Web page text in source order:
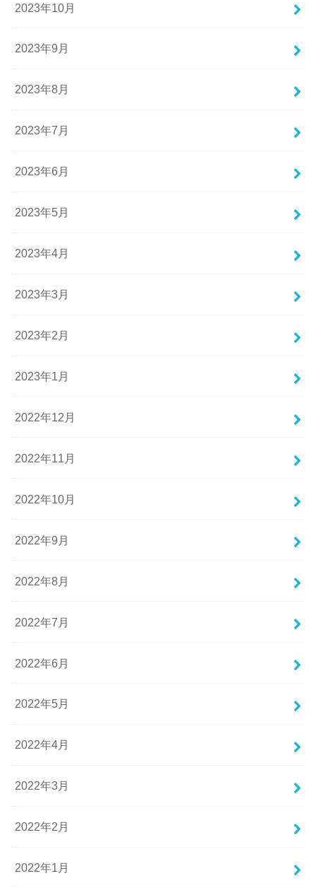
2023年10月
2023年9月
2023年8月
2023年7月
2023年6月
2023年5月
2023年4月
2023年3月
2023年2月
2023年1月
2022年12月
2022年11月
2022年10月
2022年9月
2022年8月
2022年7月
2022年6月
2022年5月
2022年4月
2022年3月
2022年2月
2022年1月